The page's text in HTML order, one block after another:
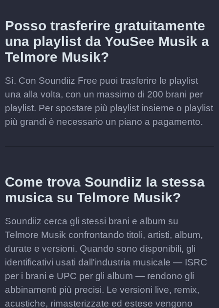
Posso trasferire gratuitamente
una playlist da YouSee Musik a
Telmore Musik?
Sì. Con Soundiiz Free puoi trasferire le playlist
una alla volta, con un massimo di 200 brani per
playlist. Per spostare più playlist insieme o playlist
più grandi è necessario un piano a pagamento.
Come trova Soundiiz la stessa
musica su Telmore Musik?
Soundiiz cerca gli stessi brani e album su
Telmore Musik confrontando titoli, artisti, album,
durate e versioni. Quando sono disponibili, gli
identificativi usati dall'industria musicale — ISRC
per i brani e UPC per gli album — rendono gli
abbinamenti più precisi. Le versioni live, remix,
acustiche, rimasterizzate ed estese vengono